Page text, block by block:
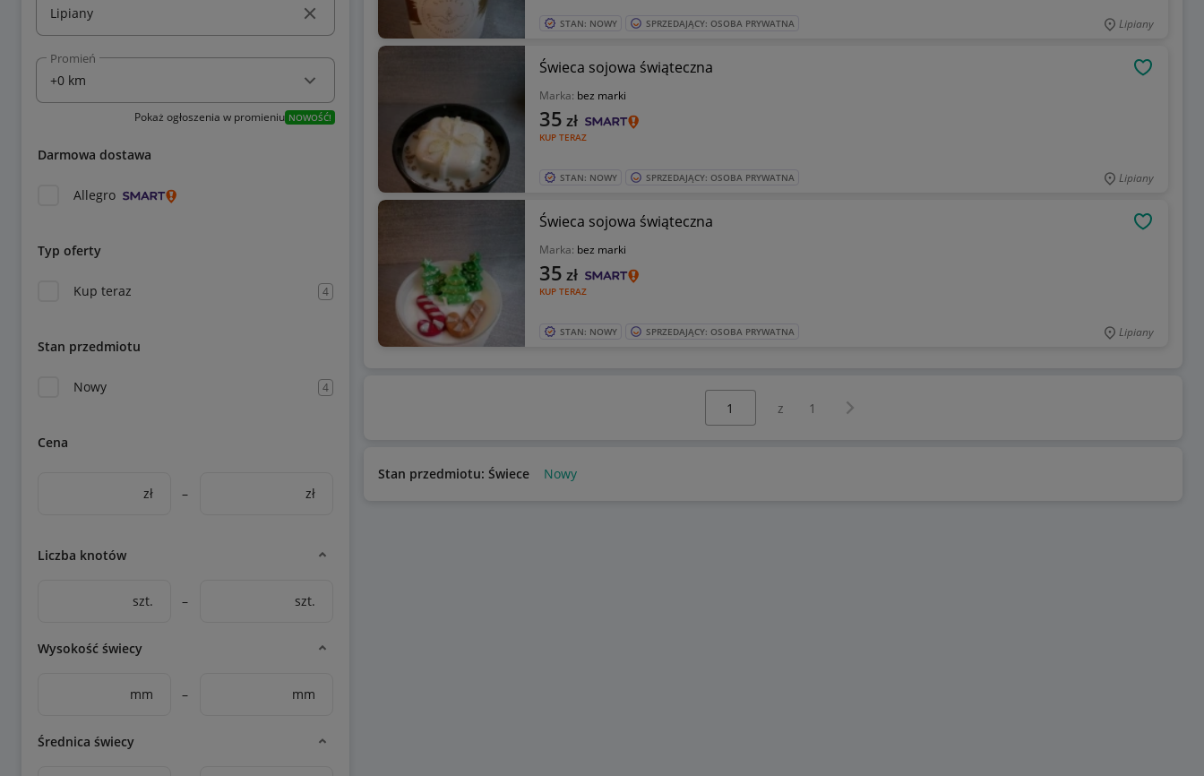
Promień
Pokaż ogłoszenia w promieniu NOWOŚĆ!
Darmowa dostawa
Allegro
Typ oferty
Kup teraz 4
Stan przedmiotu
Nowy 4
Cena
zł – zł
Liczba knotów
szt. – szt.
Wysokość świecy
mm – mm
Średnica świecy
STAN: NOWY SPRZEDAJĄCY: OSOBA PRYWATNA Lipiany
Świeca sojowa świąteczna
Marka: bez marki
KUP TERAZ
35 zł
STAN: NOWY SPRZEDAJĄCY: OSOBA PRYWATNA Lipiany
Świeca sojowa świąteczna
Marka: bez marki
KUP TERAZ
35 zł
STAN: NOWY SPRZEDAJĄCY: OSOBA PRYWATNA Lipiany
z 1 Następna strona
Stan przedmiotu: Świece Nowy